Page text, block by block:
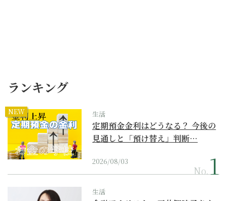
ランキング
NEW 生活
定期預金金利はどうなる？ 今後の
見通しと「預け替え」判断…
2026/08/03
No.
生活